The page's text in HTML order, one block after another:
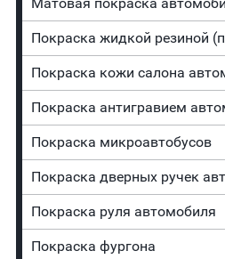
Покраска жидкой резиной
Покраска кожи салона
Покраска антигравием
Покраска микроавтобусов
Покраска дверных ручек
Покраска руля автомобиля
Покраска фургона